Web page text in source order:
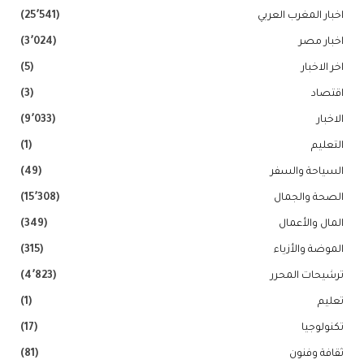
اخبار المغرب العربي (25٬541)
اخبار مصر (3٬024)
اخر الاخبار (5)
اقتصاد (3)
الاخبار (9٬033)
التعليم (1)
السياحة والسفر (49)
الصحة والجمال (15٬308)
المال والأعمال (349)
الموضة والأزياء (315)
ترشيحات المحرر (4٬823)
تعليم (1)
تكنولوجيا (17)
ثقافة وفنون (81)